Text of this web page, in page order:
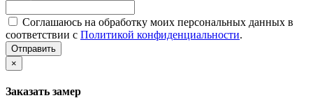
Соглашаюсь на обработку моих персональных данных в
соответствии с Политикой конфиденциальности.
Отправить
×
Заказать замер